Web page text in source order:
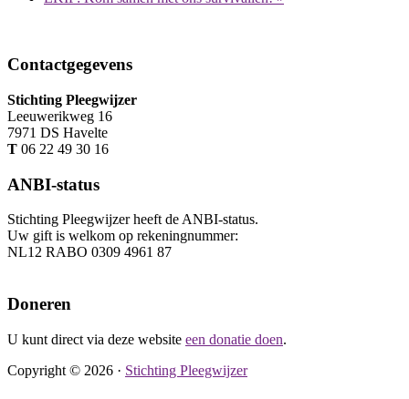
Footer
Contactgegevens
Stichting Pleegwijzer
Leeuwerikweg 16
7971 DS Havelte
T 06 22 49 30 16
ANBI-status
Stichting Pleegwijzer heeft de ANBI-status.
Uw gift is welkom op rekeningnummer:
NL12 RABO 0309 4961 87
Doneren
U kunt direct via deze website een donatie doen.
Copyright © 2026 · Stichting Pleegwijzer